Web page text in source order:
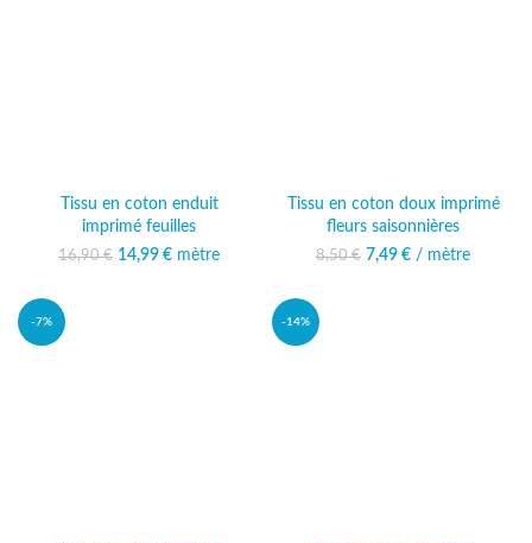
Tissu en coton enduit
imprimé feuilles
16,90€ Le prix initial était :
14,99 €
Le prix
mètre
Tissu en coton doux imprimé
fleurs saisonnières
8,50€
Le prix initial était :
7,49 € Le prix actuel
/ mètre
-7% -14%